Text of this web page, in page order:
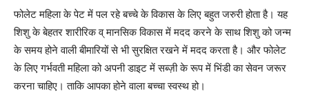
फोलेट महिला के पेट में पल रहे बच्चे के विकास के लिए बहुत जरुरी होता है। यह
शिशु के बेहतर शारीरिक व् मानसिक विकास में मदद करने के साथ शिशु को जन्म
के समय होने वाली बीमारियों से भी सुरक्षित रखने में मदद करता है। और फोलेट
के लिए गर्भवती महिला को अपनी डाइट में सब्ज़ी के रूप में भिंडी का सेवन जरूर
करना चाहिए। ताकि आपका होने वाला बच्चा स्वस्थ हो।